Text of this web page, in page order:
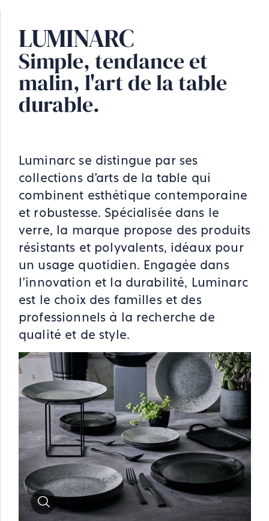
LUMINARC
Simple, tendance et
malin, l'art de la table
durable.
Luminarc se distingue par ses
collections d'arts de la table qui
combinent esthétique contemporaine
et robustesse. Spécialisée dans le
verre, la marque propose des produits
résistants et polyvalents, idéaux pour
un usage quotidien. Engagée dans
l'innovation et la durabilité, Luminarc
est le choix des familles et des
professionnels à la recherche de
qualité et de style.
Zoom